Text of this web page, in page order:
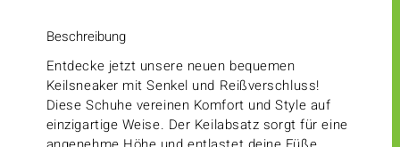
Beschreibung
Entdecke jetzt unsere neuen bequemen
Keilsneaker mit Senkel und Reißverschluss!
Diese Schuhe vereinen Komfort und Style auf
einzigartige Weise. Der Keilabsatz sorgt für eine